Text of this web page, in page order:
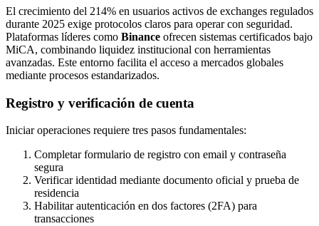
El crecimiento del 214% en usuarios activos de exchanges regulados
durante 2025 exige protocolos claros para operar con seguridad.
Plataformas líderes como Binance ofrecen sistemas certificados bajo
MiCA, combinando liquidez institucional con herramientas
avanzadas. Este entorno facilita el acceso a mercados globales
mediante procesos estandarizados.
Registro y verificación de cuenta
Iniciar operaciones requiere tres pasos fundamentales:
Completar formulario de registro con email y contraseña
segura
Verificar identidad mediante documento oficial y prueba de
residencia
Habilitar autenticación en dos factores (2FA) para
transacciones